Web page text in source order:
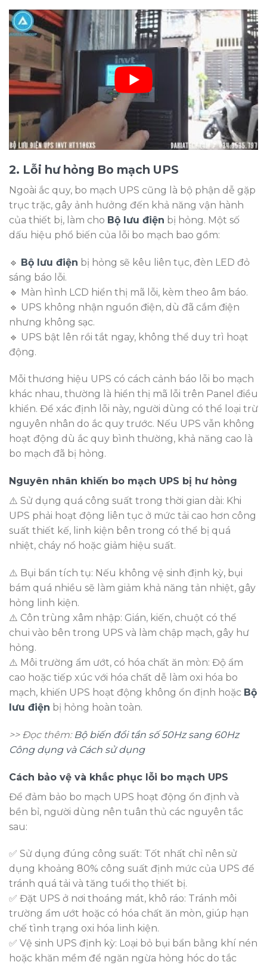
2. Lỗi hư hỏng Bo mạch UPS
Ngoài ắc quy, bo mạch UPS cũng là bộ phận dễ gặp
trục trặc, gây ảnh hưởng đến khả năng vận hành
của thiết bị, làm cho Bộ lưu điện bị hỏng. Một số
dấu hiệu phổ biến của lỗi bo mạch bao gồm:
🔹 Bộ lưu điện bị hỏng sẽ kêu liên tục, đèn LED đỏ
sáng báo lỗi.
🔹 Màn hình LCD hiển thị mã lỗi, kèm theo âm báo.
🔹 UPS không nhận nguồn điện, dù đã cắm điện
nhưng không sạc.
🔹 UPS bật lên rồi tắt ngay, không thể duy trì hoạt
động.
Mỗi thương hiệu UPS có cách cảnh báo lỗi bo mạch
khác nhau, thường là hiển thị mã lỗi trên Panel điều
khiển. Để xác định lỗi này, người dùng có thể loại trừ
nguyên nhân do ắc quy trước. Nếu UPS vẫn không
hoạt động dù ắc quy bình thường, khả năng cao là
bo mạch đã bị hỏng.
Nguyên nhân khiến bo mạch UPS bị hư hỏng
⚠️ Sử dụng quá công suất trong thời gian dài: Khi
UPS phải hoạt động liên tục ở mức tải cao hơn công
suất thiết kế, linh kiện bên trong có thể bị quá
nhiệt, cháy nổ hoặc giảm hiệu suất.
⚠️ Bụi bẩn tích tụ: Nếu không vệ sinh định kỳ, bụi
bám quá nhiều sẽ làm giảm khả năng tản nhiệt, gây
hỏng linh kiện.
⚠️ Côn trùng xâm nhập: Gián, kiến, chuột có thể
chui vào bên trong UPS và làm chập mạch, gây hư
hỏng.
⚠️ Môi trường ẩm ướt, có hóa chất ăn mòn: Độ ẩm
cao hoặc tiếp xúc với hóa chất dễ làm oxi hóa bo
mạch, khiến UPS hoạt động không ổn định hoặc Bộ
lưu điện bị hỏng hoàn toàn.
>> Đọc thêm: Bộ biến đổi tần số 50Hz sang 60Hz
Công dụng và Cách sử dụng
Cách bảo vệ và khắc phục lỗi bo mạch UPS
Để đảm bảo bo mạch UPS hoạt động ổn định và
bền bỉ, người dùng nên tuân thủ các nguyên tắc
sau:
✅ Sử dụng đúng công suất: Tốt nhất chỉ nên sử
dụng khoảng 80% công suất định mức của UPS để
tránh quá tải và tăng tuổi thọ thiết bị.
✅ Đặt UPS ở nơi thoáng mát, khô ráo: Tránh môi
trường ẩm ướt hoặc có hóa chất ăn mòn, giúp hạn
chế tình trạng oxi hóa linh kiện.
✅ Vệ sinh UPS định kỳ: Loại bỏ bụi bẩn bằng khí nén
hoặc khăn mềm để ngăn ngừa hỏng hóc do tắc